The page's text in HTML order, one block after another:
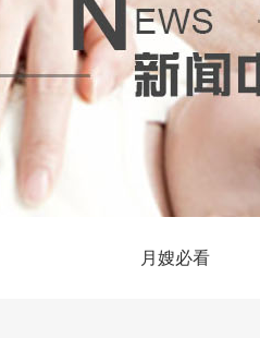
月嫂必看